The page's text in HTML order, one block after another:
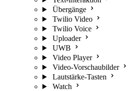
Übergänge
Twilio Video
Twilio Voice
Uploader
UWB
Video Player
Video-Vorschaubilder
Lautstärke-Tasten
Watch